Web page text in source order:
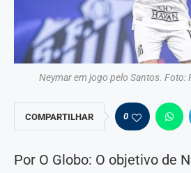
Neymar em jogo pelo Santos. Foto:
COMPARTILHAR 0
Por O Globo: O objetivo de